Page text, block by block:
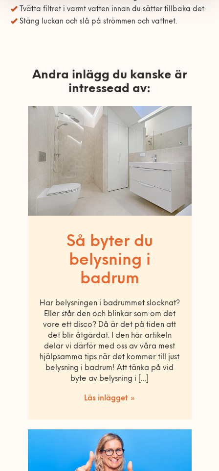
Tvätta filtret i varmt vatten innan du sätter tillbaka det.
Stäng luckan och slå på strömmen och vattnet.
Andra inlägg du kanske är
intressead av:
Så byter du
belysning i
badrum
Har belysningen i badrummet slocknat?
Eller står den och blinkar som om det
vore ett disco? Då är det på tiden att
det blir åtgärdat. I den här artikeln
delar vi därför med oss av våra mest
hjälpsamma tips när det kommer till just
belysning i badrum! Att tänka på vid
byte av belysning i […]
Läs inlägget »